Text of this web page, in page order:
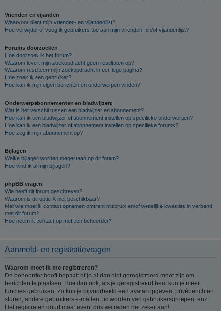
Vrienden en vijanden
Waarvoor dient mijn vrienden- en vijandenlijst?
Hoe verwijder of voeg ik gebruikers toe aan mijn vrienden- en/of vijandenlijst?
Forums doorzoeken
Hoe doorzoek ik het forum?
Waarom levert mijn zoekopdracht geen resultaten op?
Waarom resulteert mijn zoekopdracht in een lege pagina?
Hoe zoek ik een gebruiker?
Hoe kan ik mijn eigen berichten en onderwerpen vinden?
Onderwerpabonnementen en bladwijzers
Wat is het verschil tussen een bladwijzer en abonnement?
Hoe kan ik een bladwijzer of abonnement instellen op specifieke onderwerpen?
Hoe kan ik een bladwijzer of abonnement instellen op specifieke forums?
Hoe zeg ik mijn abonnement op?
Bijlagen
Welke bijlagen worden toegestaan op dit forum?
Hoe vind ik al mijn bijlagen?
phpBB vragen
Wie heeft dit forum geschreven?
Waarom is de optie X niet beschikbaar?
Met wie moet ik contact opnemen omtrent misbruik en/of wettelijke kwesties in verband
met dit forum?
Hoe neem ik contact op met een beheerder?
Aanmeld- en registratievragen
Waarom moet ik me registreren?
De beheerder heeft bepaalt of je al dan niet geregistreerd moet zijn om
berichten te plaatsen. Hoe dan ook, als je geregistreerd bent kun je meer
functies gebruiken. Zo kun je bijvoorbeeld een avatar opgeven, privéberichten
sturen, andere gebruikers e-mailen, lid worden van gebruikersgroepen, enz.
Het registreren duurt maar even, dus we raden het zeker aan!